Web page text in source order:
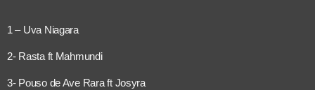
1 – Uva Niagara
2- Rasta ft Mahmundi
3- Pouso de Ave Rara ft Josyra